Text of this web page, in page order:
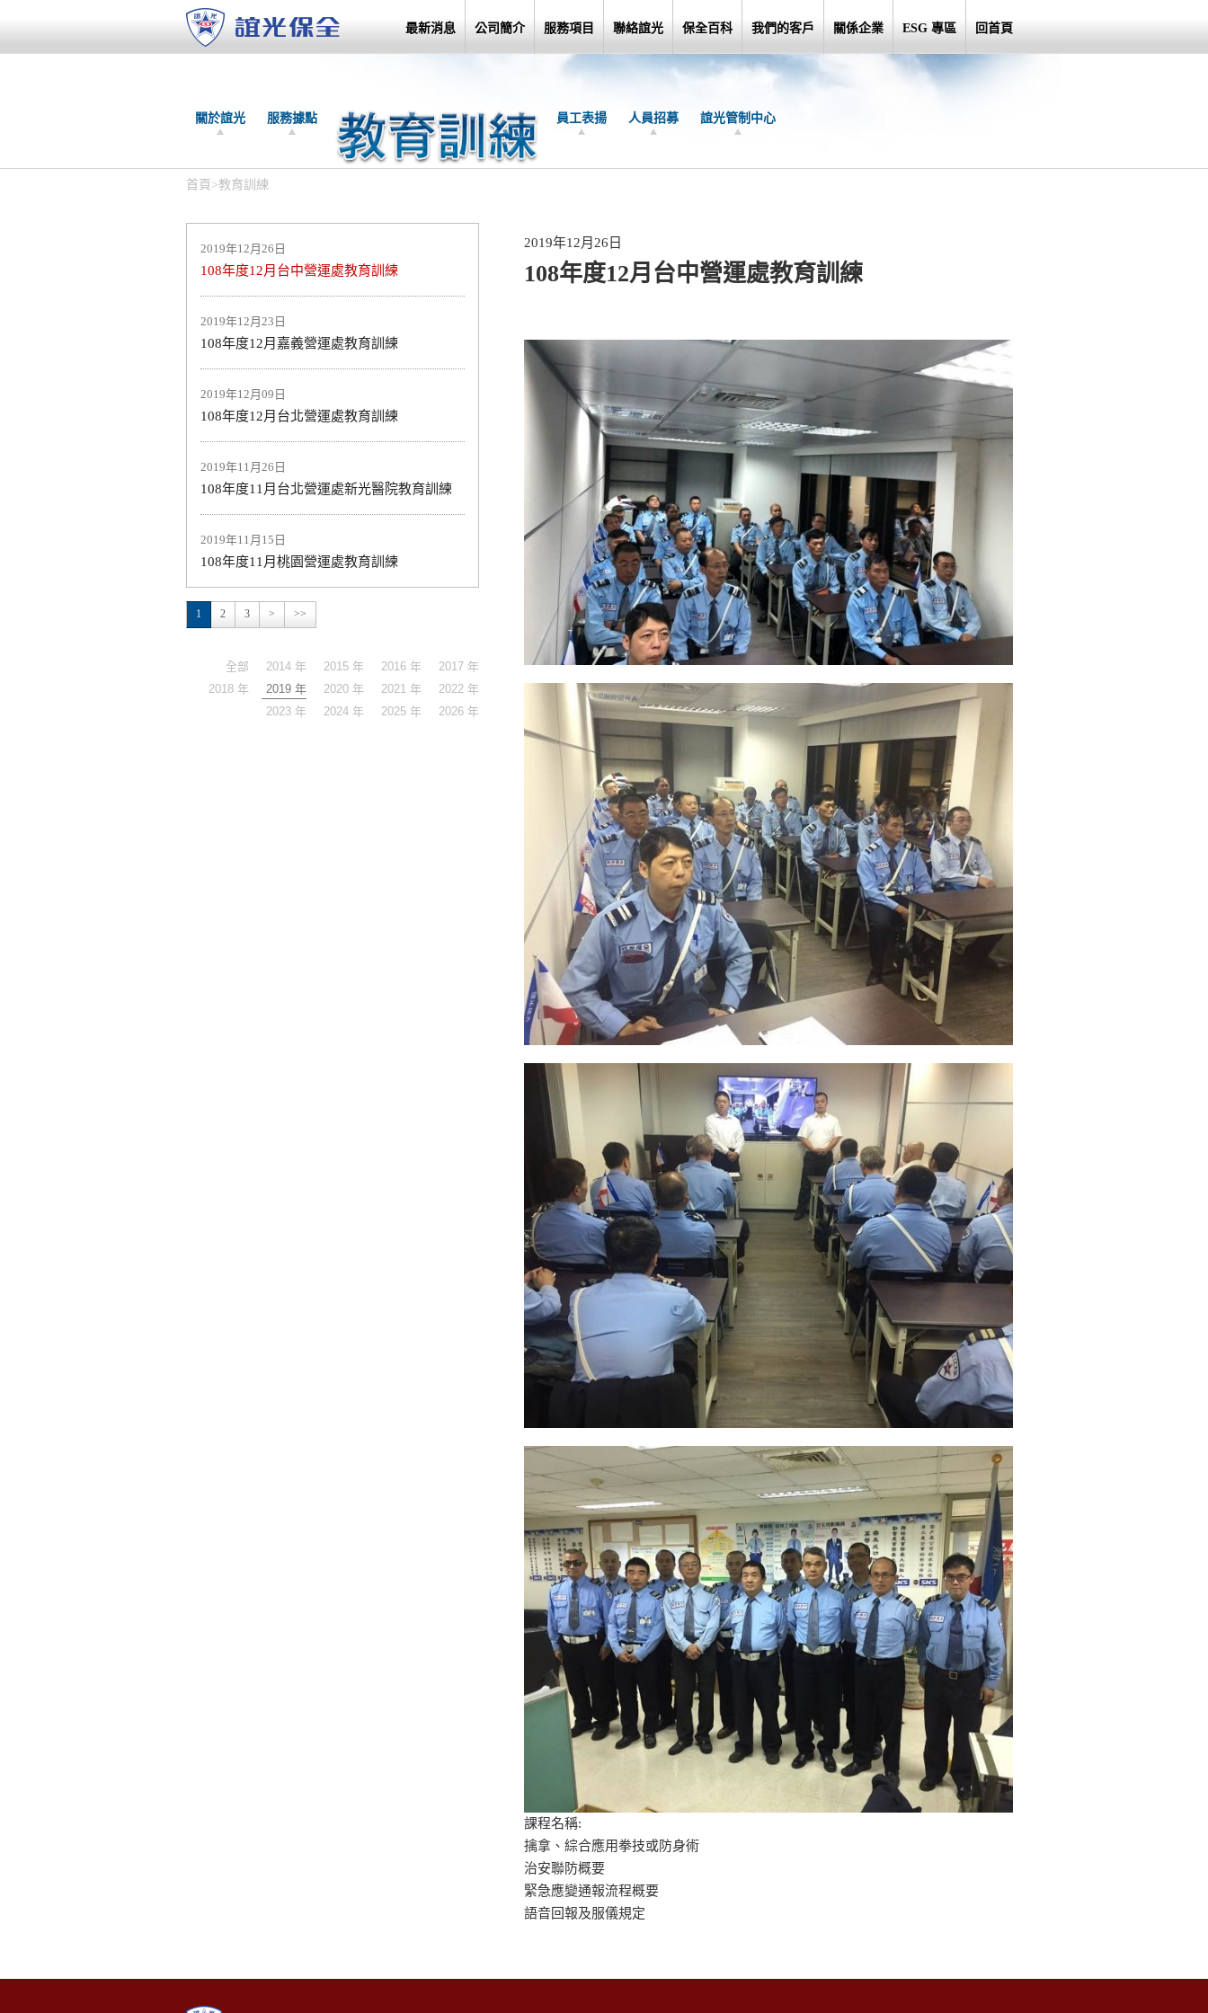
最新消息 公司簡介 服務項目 聯絡誼光 保全百科 我們的客戶 關係企業 ESG 專區 回首頁
關於誼光 服務據點 員工表揚 人員招募 誼光管制中心
首頁 >教育訓練
2019年12月26日
108年度12月台中營運處教育訓練
2019年12月23日
108年度12月嘉義營運處教育訓練
2019年12月09日
108年度12月台北營運處教育訓練
2019年11月26日
108年度11月台北營運處新光醫院教育訓練
2019年11月15日
108年度11月桃園營運處教育訓練
1 2 3 > >>
全部 2014 年 2015 年 2016 年
2017 年
2018 年
2019 年 2020 年 2021 年
2022 年
2023 年
2024 年 2025 年 2026 年
2019年12月26日
108年度12月台中營運處教育訓練
課程名稱:
擒拿、綜合應用拳技或防身術
治安聯防概要
緊急應變通報流程概要
語音回報及服儀規定